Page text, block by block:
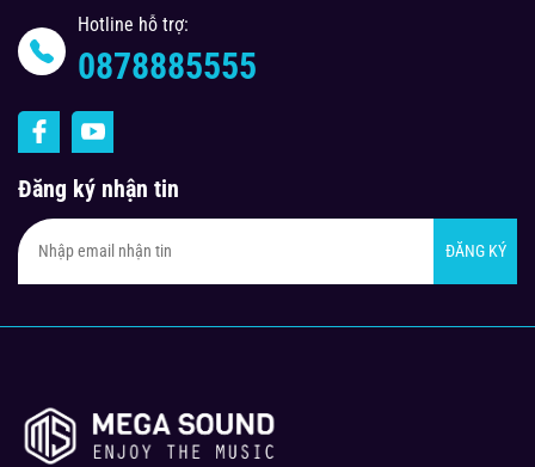
Hotline hỗ trợ:
0878885555
Đăng ký nhận tin
ĐĂNG KÝ